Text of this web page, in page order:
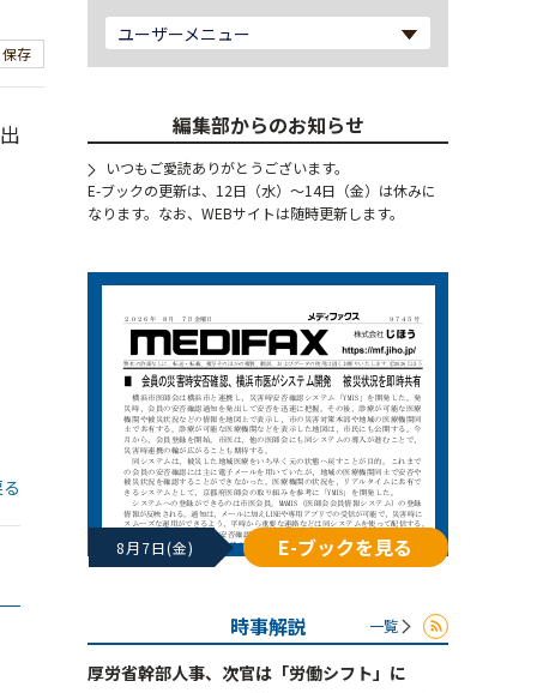
保存
ユーザーメニュー
編集部からのお知らせ
いつもご愛読ありがとうございます。
E-ブックの更新は、12日（水）～14日（金）は休みに
なります。なお、WEBサイトは随時更新します。
8月7日(金) E-ブックを見る
時事解説 一覧
厚労省幹部人事、次官は「労働シフト」に